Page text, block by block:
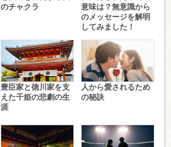
のチャクラ
意味は？無意識から
のメッセージを解明
してみました！
豊臣家と徳川家を支
えた千姫の悲劇の生
涯
人から愛されるため
の秘訣